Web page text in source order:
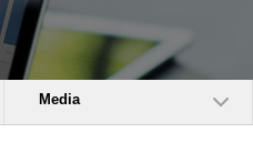
Media